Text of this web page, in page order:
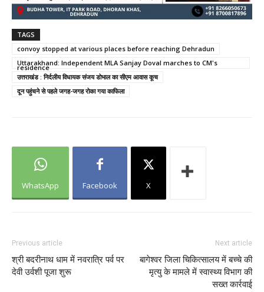
TAGS
convoy stopped at various places before reaching Dehradun
Uttarakhand: Independent MLA Sanjay Doval marches to CM's
residence
उत्तराखंड : निर्दलीय विधायक संजय डोभाल का सीएम आवास कूच
दून पहुंचने से पहले जगह-जगह रोका गया काफिला
WhatsApp Facebook X
Previous article
श्री बदरीनाथ धाम में नवरात्रि पर्व पर
देवी उर्वशी पूजा शुरू
Next article
बागेश्वर जिला चिकित्सालय में बच्चे की
मृत्यु के मामले में स्वास्थ्य विभाग की
सख्त कार्रवाई